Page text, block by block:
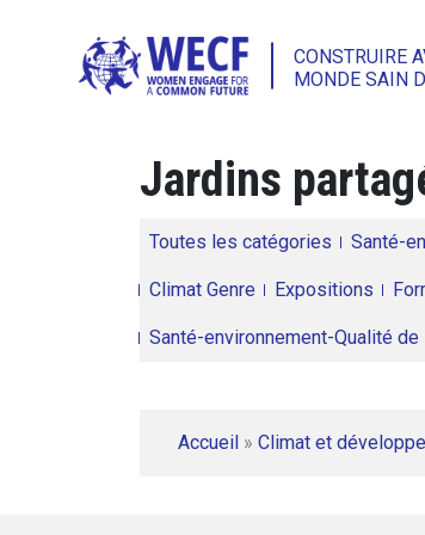
CONSTRUIRE
MONDE SAIN
Jardins
Toutes les catégories Santé-
Climat Genre Expositions
Santé-environnement-Qualité
Accueil » Climat et